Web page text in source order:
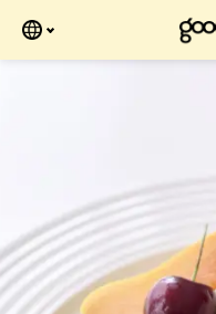
을 때 확인하세요.